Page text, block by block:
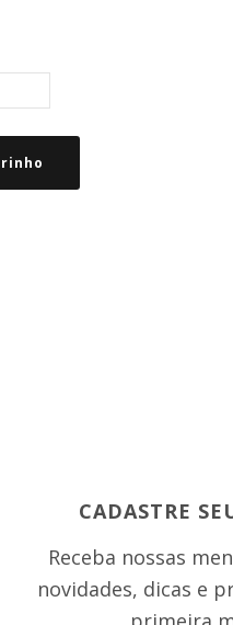
CADASTRE
Receba nossas
novidades, dicas e